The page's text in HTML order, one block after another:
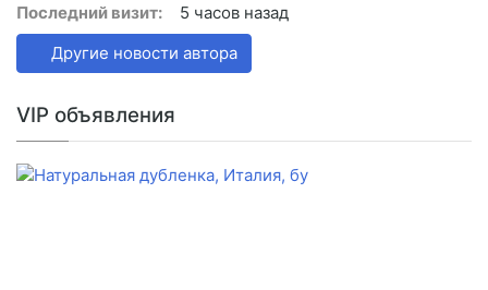
Последний визит:
5 часов назад
Другие новости автора
VIP объявления